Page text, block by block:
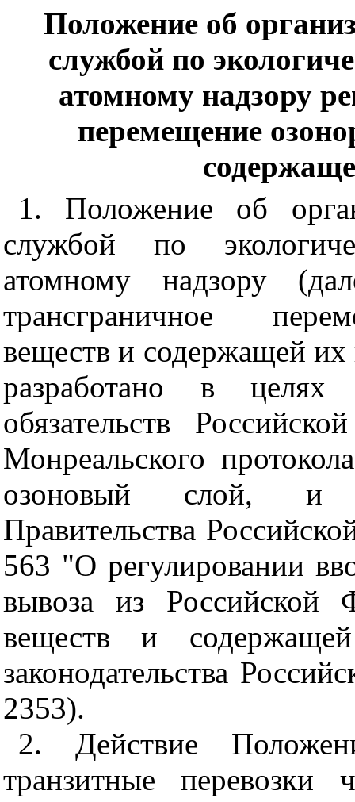
Положение об
службой по
атомному надзору
перемещение
1. Положение об
службой по
атомному надзору
трансграничное
веществ и содержащей
разработано в целях
обязательств
Монреальского
озоновый слой, и
Правительства
563 "О регулировании
вывоза из Российской
веществ и
законодательства
2353).
2. Действие
транзитные перевозки